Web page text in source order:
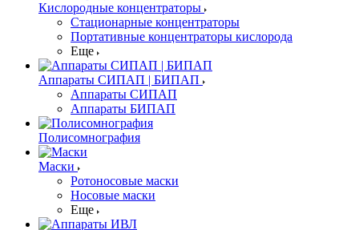
Кислородные концентраторы
Стационарные концентраторы
Портативные концентраторы кислорода
Еще
Аппараты СИПАП | БИПАП
Аппараты СИПАП
Аппараты БИПАП
Полисомнография
Маски
Ротоносовые маски
Носовые маски
Еще